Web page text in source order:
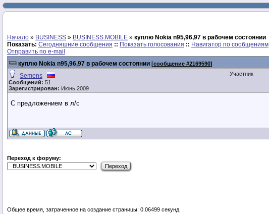
Начало » BUSINESS » BUSINESS.MOBILE » куплю Nokia n95,96,97 в рабочем состоянии
Показать: Сегодняшние сообщения :: Показать голосования :: Навигатор по сообщениям
Отправить по e-mail
куплю Nokia n95,96,97 в рабочем состоянии [сообщение #2169590]
Semens
Сообщений: 51
Зарегистрирован: Июнь 2009
Участник
С предложением в л/с
Переход к форуму:
Общее время, затраченное на создание страницы: 0.06499 секунд